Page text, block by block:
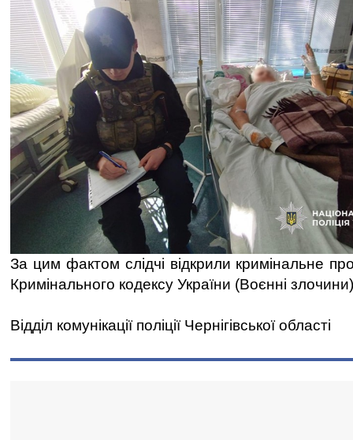
За цим фактом слідчі відкрили кримінальне
Кримінального кодексу України (Воєнні
Відділ комунікації поліції Чернігівської області